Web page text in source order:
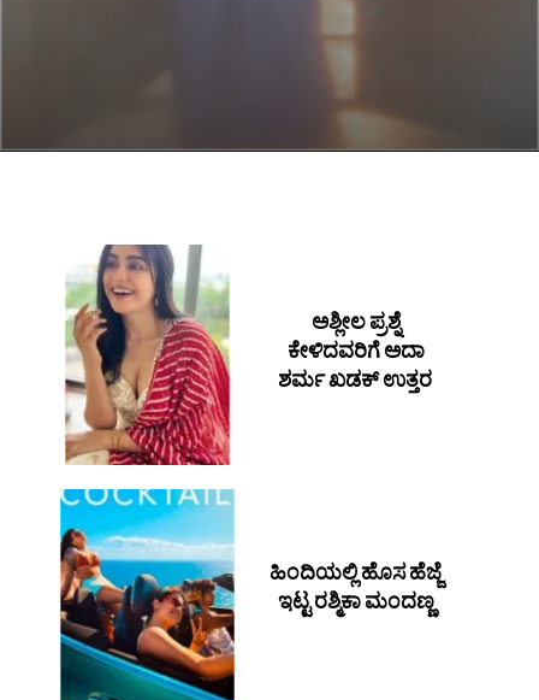
ಹಿಂದಿಯಲ್ಲಿ ಹೊಸ ಹೆಜ್ಜೆ
ಇಟ್ಟ ರಶ್ಮಿಕಾ ಮಂದಣ್ಣ
ಅಶ್ಲೀಲ ಪ್ರಶ್ನೆ
ಕೇಳಿದವರಿಗೆ ಅದಾ
ಶರ್ಮ ಖಡಕ್ ಉತ್ತರ